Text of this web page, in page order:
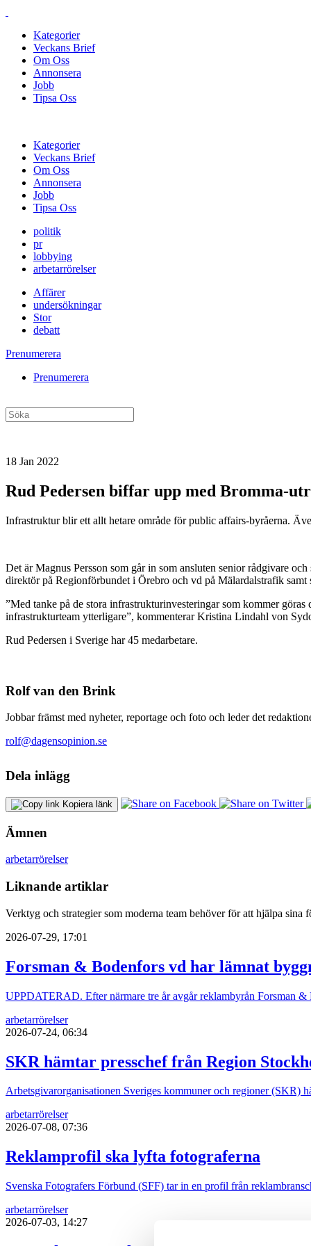
Kategorier
Veckans Brief
Om Oss
Annonsera
Jobb
Tipsa Oss
Kategorier
Veckans Brief
Om Oss
Annonsera
Jobb
Tipsa Oss
politik
pr
lobbying
arbetarrörelser
Affärer
undersökningar
Stor
debatt
Prenumerera
Prenumerera
18 Jan 2022
Rud Pedersen biffar upp med Bromma-
Infrastruktur blir ett allt hetare område för public affairs-byråerna.
Det är Magnus Persson som går in som ansluten senior rådgivare
direktör på Regionförbundet i Örebro och vd på Mälardalstrafik samt
”Med tanke på de stora infrastrukturinvesteringar som kommer
infrastrukturteam ytterligare”, kommenterar Kristina Lindahl von
Rud Pedersen i Sverige har 45 medarbetare.
Rolf van den Brink
Jobbar främst med nyheter, reportage och foto och leder det
rolf@dagensopinion.se
Dela inlägg
Kopiera länk
Ämnen
arbetarrörelser
Liknande artiklar
Verktyg och strategier som moderna team behöver för att hjälpa sina
2026-07-29, 17:01
Forsman & Bodenfors vd har lämnat
UPPDATERAD. Efter närmare tre år avgår reklambyrån Forsman &
arbetarrörelser
2026-07-24, 06:34
SKR hämtar presschef från Region
Arbetsgivarorganisationen Sveriges kommuner och regioner (SKR)
arbetarrörelser
2026-07-08, 07:36
Reklamprofil ska lyfta fotograferna
Svenska Fotografers Förbund (SFF) tar in en profil från
arbetarrörelser
2026-07-03, 14:27